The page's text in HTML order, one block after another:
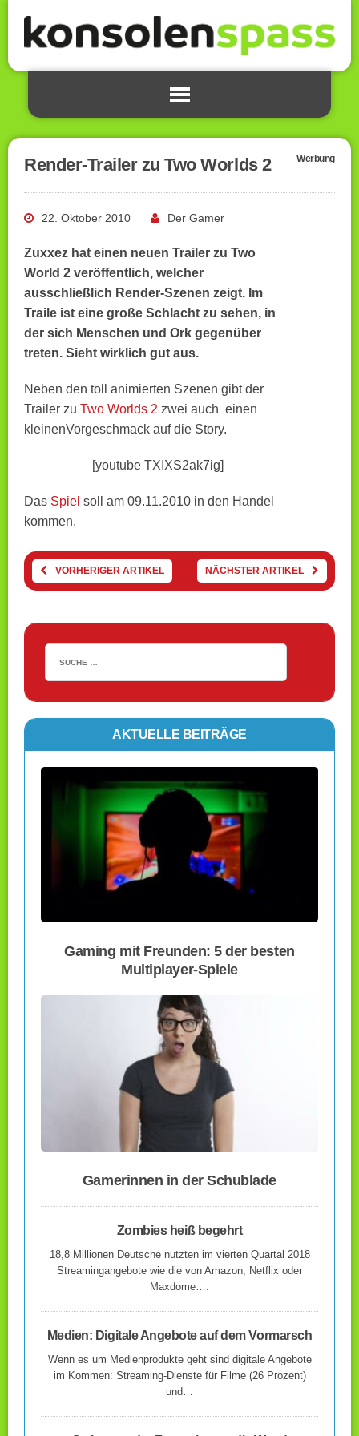
Render-Trailer zu Two Worlds 2 Werbung
22. Oktober 2010 Der Gamer
Zuxxez hat einen neuen Trailer zu Two
World 2 veröffentlich, welcher
ausschließlich Render-Szenen zeigt. Im
Traile ist eine große Schlacht zu sehen, in
der sich Menschen und Ork gegenüber
treten. Sieht wirklich gut aus.
Neben den toll animierten Szenen gibt der
Trailer zu Two Worlds 2 zwei auch einen
kleinenVorgeschmack auf die Story.
[youtube TXIXS2ak7ig]
Das Spiel soll am 09.11.2010 in den Handel
kommen.
VORHERIGER ARTIKEL NÄCHSTER ARTIKEL
AKTUELLE BEITRÄGE
Gaming mit Freunden: 5 der besten
Multiplayer-Spiele
Gamerinnen in der Schublade
Zombies heiß begehrt
18,8 Millionen Deutsche nutzten im vierten Quartal 2018
Streamingangebote wie die von Amazon, Netflix oder
Maxdome….
Medien: Digitale Angebote auf dem Vormarsch
Wenn es um Medienprodukte geht sind digitale Angebote
im Kommen: Streaming-Dienste für Filme (26 Prozent)
und…